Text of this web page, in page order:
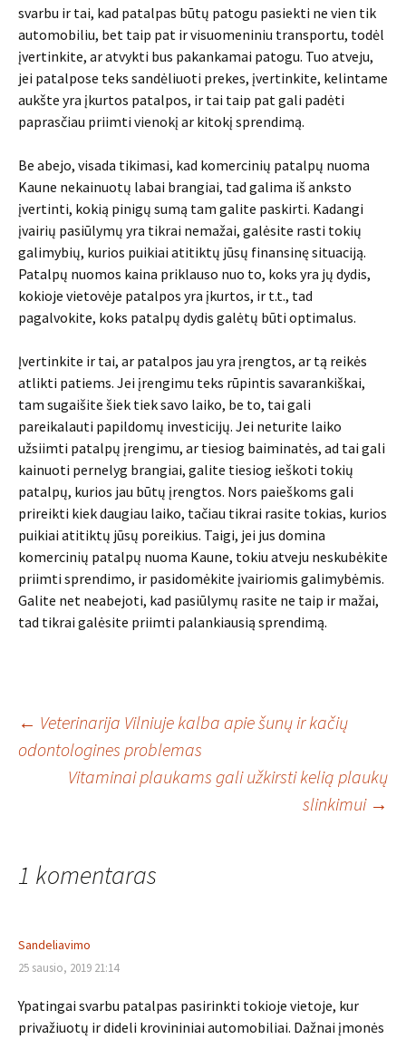
svarbu ir tai, kad patalpas būtų patogu pasiekti ne vien tik
automobiliu, bet taip pat ir visuomeniniu transportu, todėl
įvertinkite, ar atvykti bus pakankamai patogu. Tuo atveju,
jei patalpose teks sandėliuoti prekes, įvertinkite, kelintame
aukšte yra įkurtos patalpos, ir tai taip pat gali padėti
paprasčiau priimti vienokį ar kitokį sprendimą.
Be abejo, visada tikimasi, kad komercinių patalpų nuoma
Kaune nekainuotų labai brangiai, tad galima iš anksto
įvertinti, kokią pinigų sumą tam galite paskirti. Kadangi
įvairių pasiūlymų yra tikrai nemažai, galėsite rasti tokių
galimybių, kurios puikiai atitiktų jūsų finansinę situaciją.
Patalpų nuomos kaina priklauso nuo to, koks yra jų dydis,
kokioje vietovėje patalpos yra įkurtos, ir t.t., tad
pagalvokite, koks patalpų dydis galėtų būti optimalus.
Įvertinkite ir tai, ar patalpos jau yra įrengtos, ar tą reikės
atlikti patiems. Jei įrengimu teks rūpintis savarankiškai,
tam sugaišite šiek tiek savo laiko, be to, tai gali
pareikalauti papildomų investicijų. Jei neturite laiko
užsiimti patalpų įrengimu, ar tiesiog baiminatės, ad tai gali
kainuoti pernelyg brangiai, galite tiesiog ieškoti tokių
patalpų, kurios jau būtų įrengtos. Nors paieškoms gali
prireikti kiek daugiau laiko, tačiau tikrai rasite tokias, kurios
puikiai atitiktų jūsų poreikius. Taigi, jei jus domina
komercinių patalpų nuoma Kaune, tokiu atveju neskubėkite
priimti sprendimo, ir pasidomėkite įvairiomis galimybėmis.
Galite net neabejoti, kad pasiūlymų rasite ne taip ir mažai,
tad tikrai galėsite priimti palankiausią sprendimą.
Įrašo
navigacija
← Veterinarija Vilniuje kalba apie šunų ir kačių
odontologines problemas
Vitaminai plaukams gali užkirsti kelią plaukų
slinkimui →
1 komentaras
Sandeliavimo
25 sausio, 2019 21:14
Ypatingai svarbu patalpas pasirinkti tokioje vietoje, kur
privažiuotų ir dideli krovininiai automobiliai. Dažnai įmonės